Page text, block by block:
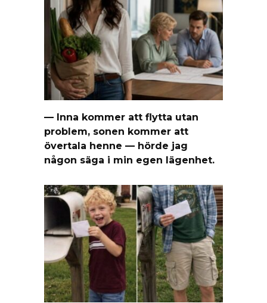
— Inna kommer att flytta utan
problem, sonen kommer att
övertala henne — hörde jag
någon säga i min egen lägenhet.